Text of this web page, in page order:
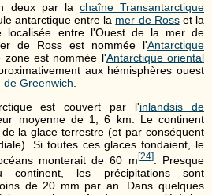
deux par la chaîne Transantarctique
antarctique entre la mer de Rosset la
localisée entre l'Ouest de la mer de
de Ross est nommée l'Antarctique
zone est nommée l'Antarctique oriental
aux hémisphères ouest
de Greenwich
est couvert par l'inlandsis de
moyenne de 1, 6 km. Le continent
la glace terrestre (et par conséquent
Si toutes ces glaces fondaient, le
monterait de60 m[24]. Presque
les précipitations sont
de20 mm par an. Dans quelques